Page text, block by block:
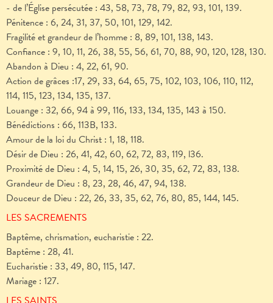
- de l’Église persécutée : 43, 58, 73, 78, 79, 82, 93, 101, 139.
Pénitence : 6, 24, 31, 37, 50, 101, 129, 142.
Fragilité et grandeur de l’homme : 8, 89, 101, 138, 143.
Confiance : 9, 10, 11, 26, 38, 55, 56, 61, 70, 88, 90, 120, 128, 130.
Abandon à Dieu : 4, 22, 61, 90.
Action de grâces :17, 29, 33, 64, 65, 75, 102, 103, 106, 110, 112,
114, 115, 123, 134, 135, 137.
Louange : 32, 66, 94 à 99, 116, 133, 134, 135, 143 à 150.
Bénédictions : 66, 113B, 133.
Amour de la loi du Christ : 1, 18, 118.
Désir de Dieu : 26, 41, 42, 60, 62, 72, 83, 119, l36.
Proximité de Dieu : 4, 5, 14, 15, 26, 30, 35, 62, 72, 83, 138.
Grandeur de Dieu : 8, 23, 28, 46, 47, 94, 138.
Douceur de Dieu : 22, 26, 33, 35, 62, 76, 80, 85, 144, 145.
LES SACREMENTS
Baptême, chrismation, eucharistie : 22.
Baptême : 28, 41.
Eucharistie : 33, 49, 80, 115, 147.
Mariage : 127.